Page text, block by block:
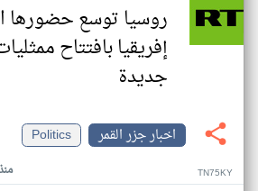
روسيا توسع حضورها
جديدة
اخبار جزر القمر
Politics
TN75KY